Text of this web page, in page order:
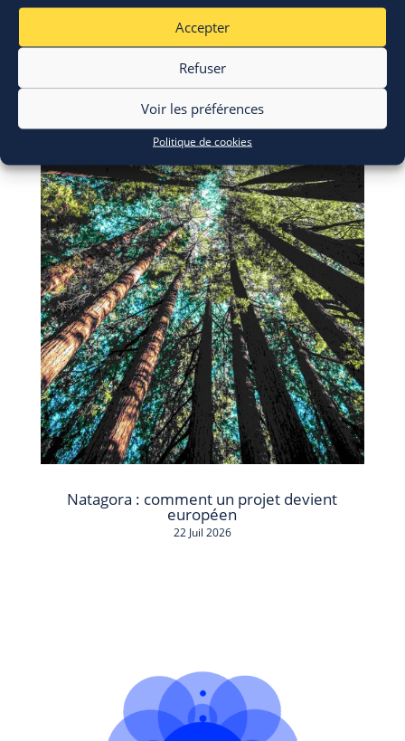
Accepter
Refuser
Voir les préférences
Politique de cookies
Natagora : comment un projet devient
européen
22 Juil 2026